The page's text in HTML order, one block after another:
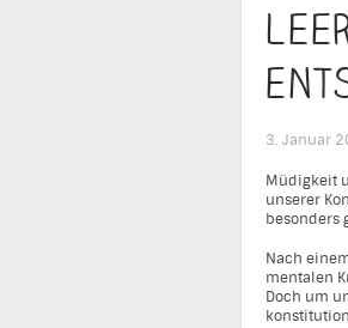
3. Januar
Müdigkeit
unserer
besonders
Nach
mentalen
Doch um